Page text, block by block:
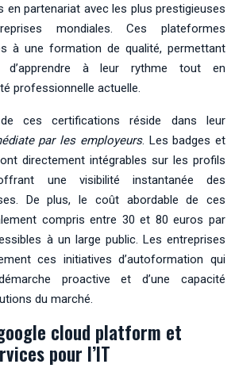
en partenariat avec les plus prestigieuses
mondiales. Ces plateformes
à une formation de qualité, permettant
d’apprendre à leur rythme tout en
professionnelle actuelle.
de ces certifications réside dans leur
par les employeurs. Les badges et
directement intégrables sur les profils
une visibilité instantanée des
De plus, le coût abordable de ces
compris entre 30 et 80 euros par
à un large public. Les entreprises
ces initiatives d’autoformation qui
proactive et d’une capacité
du marché.
cloud platform et
pour l’IT